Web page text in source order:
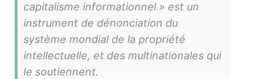
capitalisme informationnel » est un
instrument de dénonciation du
système mondial de la propriété
intellectuelle, et des multinationales qui
le soutiennent.